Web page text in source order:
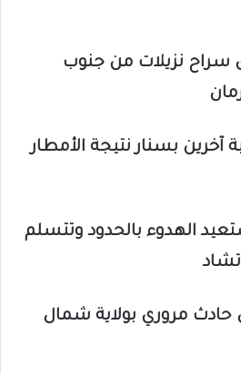
سراح نزيلات من جنوب
بسنار نتيجة الأمطار
الهدوء بالحدود وتتسلم
في حادث مروري بولاية شمال